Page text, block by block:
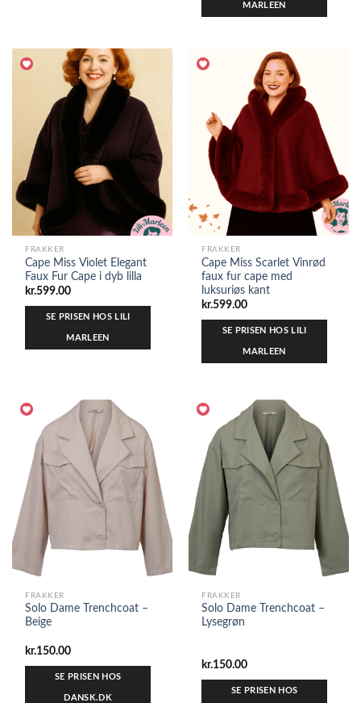
MARLEEN
FRAKKER
Cape Miss Violet Elegant
Faux Fur Cape i dyb lilla
kr.599.00
SE PRISEN HOS LILI
MARLEEN
FRAKKER
Cape Miss Scarlet Vinrød
faux fur cape med
luksuriøs kant
kr.599.00
SE PRISEN HOS LILI
MARLEEN
FRAKKER
Solo Dame Trenchcoat –
Beige
kr.150.00
SE PRISEN HOS
DANSK.DK
FRAKKER
Solo Dame Trenchcoat –
Lysegrøn
kr.150.00
SE PRISEN HOS